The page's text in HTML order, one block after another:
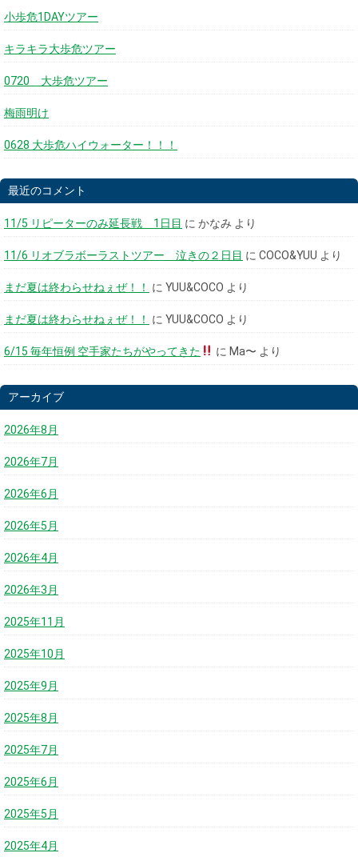
小歩危1DAYツアー
キラキラ大歩危ツアー
0720 大歩危ツアー
梅雨明け
0628 大歩危ハイウォーター！！！
最近のコメント
11/5 リピーターのみ延長戦 1日目 に かなみ より
11/6 リオブラボーラストツアー 泣きの２日目 に COCO&YUU より
まだ夏は終わらせねぇぜ！！ に YUU&COCO より
まだ夏は終わらせねぇぜ！！ に YUU&COCO より
6/15 毎年恒例 空手家たちがやってきた に Ma〜 より
アーカイブ
2026年8月
2026年7月
2026年6月
2026年5月
2026年4月
2026年3月
2025年11月
2025年10月
2025年9月
2025年8月
2025年7月
2025年6月
2025年5月
2025年4月